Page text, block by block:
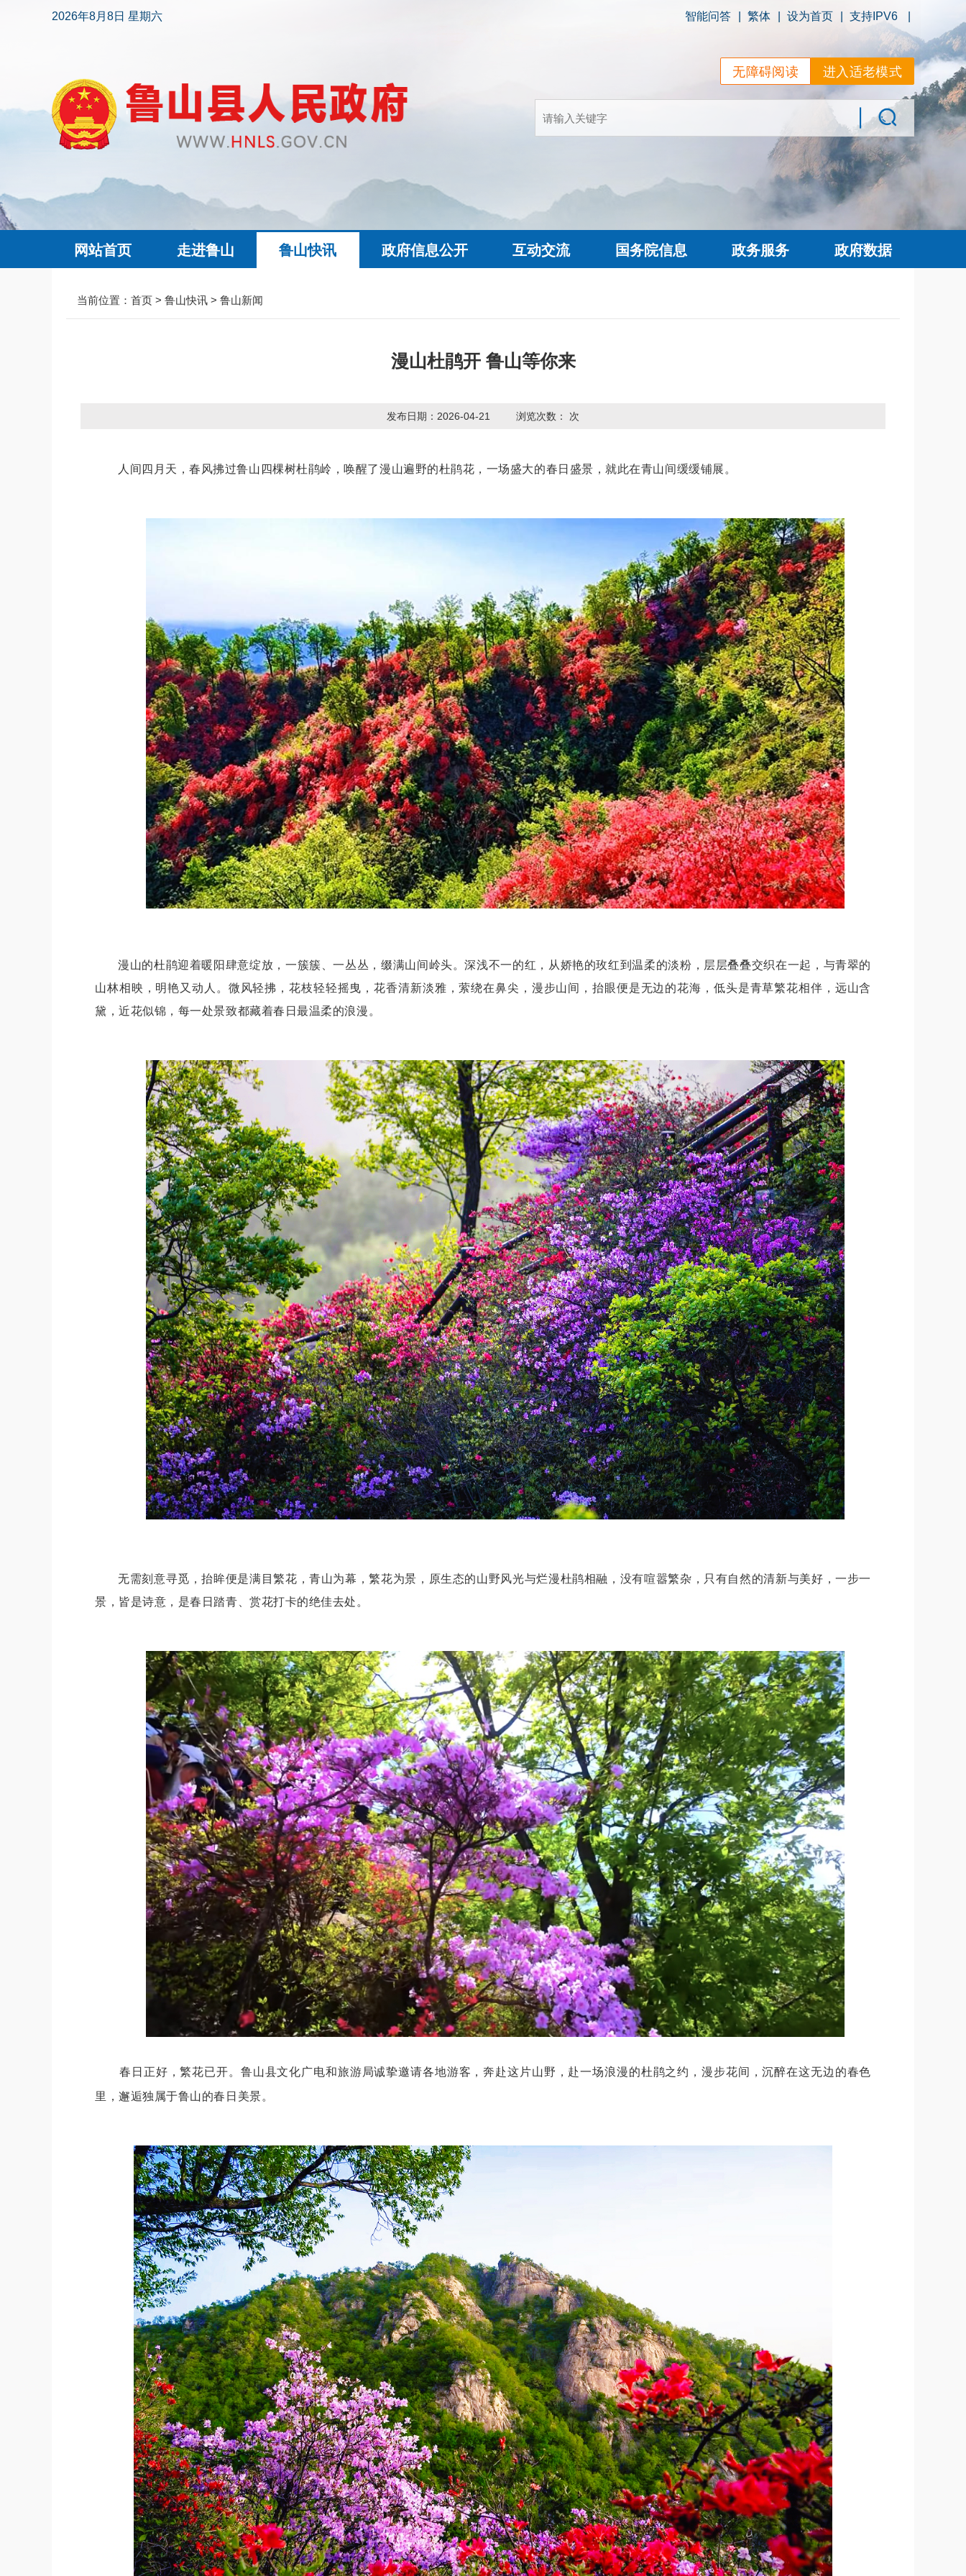
2026年8月8日 星期六 智能问答 繁体 设为首页 支持IPV6
进入适老模式
无障碍阅读
网站首页 走进鲁山 鲁山快讯 政府信息公开 互动交流 国务院信息 政务服务 政府数据
当前位置： 首页 > 鲁山快讯 > 鲁山新闻
漫山杜鹃开 鲁山等你来
发布日期：2026-04-21 浏览次数： 次
人间四月天，春风拂过鲁山四棵树杜鹃岭，唤醒了漫山遍野的杜鹃花，一场盛大的春日盛景，就此在青山间缓缓铺展。
漫山的杜鹃迎着暖阳肆意绽放，一簇簇、一丛丛，缀满山间岭头。深浅不一的红，从娇艳的玫红到温柔的淡粉，层层叠叠交织在一起，与青翠的
山林相映，明艳又动人。微风轻拂，花枝轻轻摇曳，花香清新淡雅，萦绕在鼻尖，漫步山间，抬眼便是无边的花海，低头是青草繁花相伴，远山含
黛，近花似锦，每一处景致都藏着春日最温柔的浪漫。
无需刻意寻觅，抬眸便是满目繁花，青山为幕，繁花为景，原生态的山野风光与烂漫杜鹃相融，没有喧嚣繁杂，只有自然的清新与美好，一步一
景，皆是诗意，是春日踏青、赏花打卡的绝佳去处。
春日正好，繁花已开。鲁山县文化广电和旅游局诚挚邀请各地游客，奔赴这片山野，赴一场浪漫的杜鹃之约，漫步花间，沉醉在这无边的春色
里，邂逅独属于鲁山的春日美景。